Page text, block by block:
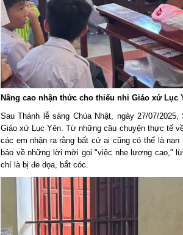
Nâng cao nhận thức cho thiếu nhi Giáo xứ Lục
Sau Thánh lễ sáng Chúa Nhật, ngày 27/07/
Giáo xứ Lục Yên. Từ những câu chuyện thực tế
các em nhận ra rằng bất cứ ai cũng có thể là
báo về những lời mời gọi "việc nhẹ lương cao,"
chí là bị đe dọa, bắt cóc.